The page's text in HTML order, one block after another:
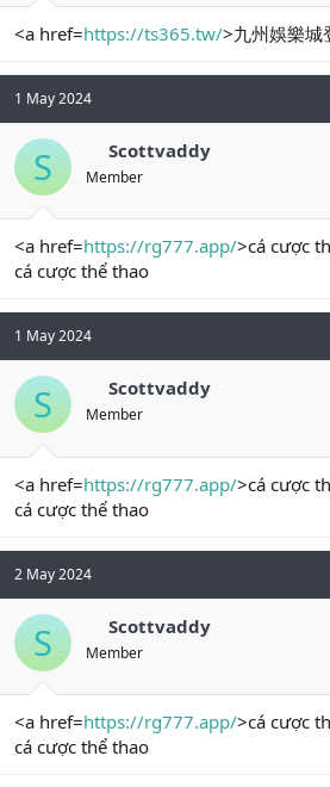
<a href=https://ts365.tw/>九州娛樂城
1 May 2024
S Scottvaddy
Member
<a href=https://rg777.app/>cá cược
cá cược thể thao
1 May 2024
S Scottvaddy
Member
<a href=https://rg777.app/>cá cược
cá cược thể thao
2 May 2024
S Scottvaddy
Member
<a href=https://rg777.app/>cá cược
cá cược thể thao